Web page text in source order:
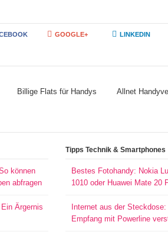
GOOGLE+ LINKEDIN
Billige Flats für Handys Allnet
können
abfragen
Ärgernis
Tipps Technik & Smartphones
Bestes Fotohandy: Nokia
1010 oder Huawei Mate 20
Internet aus der
Empfang mit Powerline